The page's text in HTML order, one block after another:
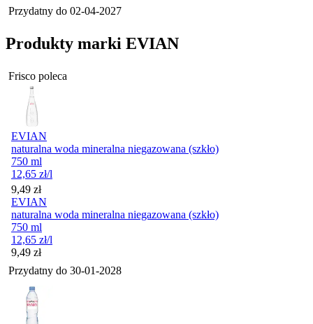
Przydatny do 02-04-2027
Produkty marki EVIAN
Frisco poleca
EVIAN
naturalna woda mineralna niegazowana (szkło)
750 ml
12,65 zł/l
Cena
9,49 zł
EVIAN
naturalna woda mineralna niegazowana (szkło)
750 ml
12,65 zł/l
Cena
9,49 zł
Przydatny do 30-01-2028